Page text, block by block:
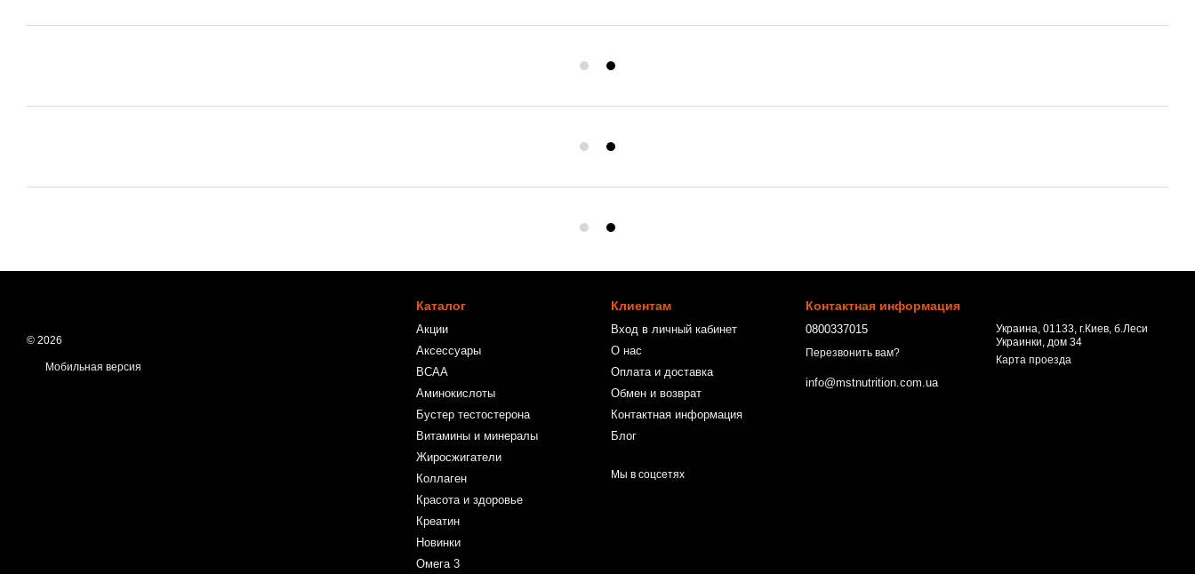
© 2026
Мобильная версия
Каталог
Акции
Аксессуары
BCAA
Аминокислоты
Бустер тестостерона
Витамины и минералы
Жиросжигатели
Коллаген
Красота и здоровье
Креатин
Новинки
Омега 3
Клиентам
Вход в личный кабинет
О нас
Оплата и доставка
Обмен и возврат
Контактная информация
Блог
Мы в соцсетях
Контактная информация
0800337015
Перезвонить вам?
info@mstnutrition.com.ua
Украина, 01133, г.Киев, б.Леси
Украинки, дом 34
Карта проезда